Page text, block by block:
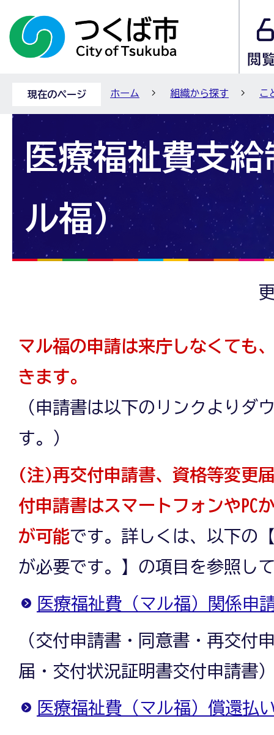
現在のページ ホーム 組織から探す こ
医療福祉費支給
ル福）
マル福の申請は来庁しなくても
きます。
（申請書は以下のリンクよりダ
す。）
(注)再交付申請書、資格等変更
付申請書はスマートフォンやPC
が可能です。詳しくは、以下の
が必要です。】の項目を参照し
医療福祉費（マル福）関係申
（交付申請書・同意書・再交付
届・交付状況証明書交付申請書
医療福祉費（マル福）償還払